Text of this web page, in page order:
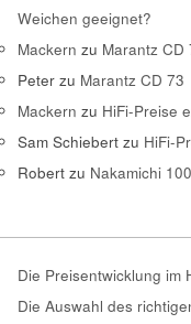
Weichen geeignet?
Mackern zu Marantz CD
Peter zu Marantz CD 73
Mackern zu HiFi-Preise
Sam Schiebert zu HiFi-
Robert zu Nakamichi
Die Preisentwicklung im
Die Auswahl des